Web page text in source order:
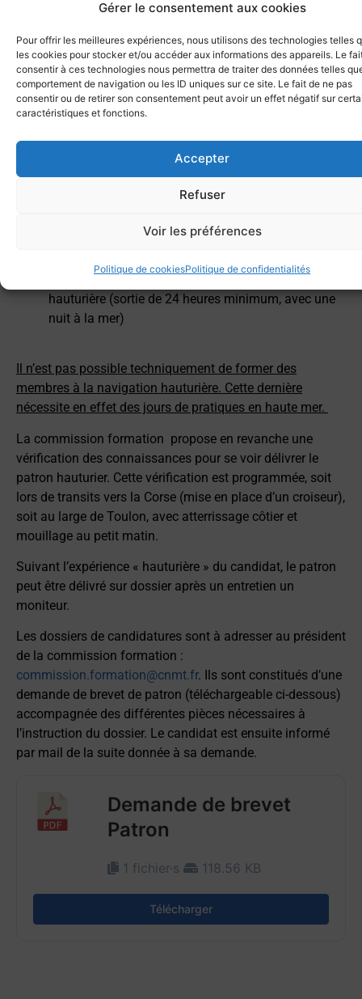
Gérer le consentement aux cookies
Pour offrir les meilleures expériences, nous utilisons des technologies telles
les cookies pour stocker et/ou accéder aux informations des appareils. Le
consentir à ces technologies nous permettra de traiter des données telles
comportement de navigation ou les ID uniques sur ce site. Le fait de ne pas
consentir ou de retirer son consentement peut avoir un effet négatif sur
caractéristiques et fonctions.
Accepter
Refuser
Voir les préférences
Politique de cookiesPolitique de confidentialités
1 fichier·s 118.56 KB
Télécharger
patron « côtier », le candidat doit réunir les conditions
suivantes :
Etre titulaire du permis plaisance « option
Etre titulaire du CRR (Certificat Restreint de
Etre capable de préparer et effectuer une navigation
hauturière (sortie de 24 heures minimum, avec une
nuit à la mer)
Il n’est pas possible techniquement de former des
membres à la navigation hauturière. Cette dernière
nécessite en effet des jours de pratiques en haute mer.
La commission formation propose en revanche une
vérification des connaissances pour se voir délivrer le
patron hauturier. Cette vérification est programmée, soit
lors de transits vers la Corse (mise en place d’un croiseur),
soit au large de Toulon, avec atterrissage côtier et
mouillage au petit matin.
Suivant l’expérience « hauturière » du candidat, le patron
peut être délivré sur dossier après un entretien un
moniteur.
Les dossiers de candidatures sont à adresser au président
de la commission formation :
commission.formation@cnmt.fr. Ils sont constitués d’une
demande de brevet de patron (téléchargeable ci-dessous)
accompagnée des différentes pièces nécessaires à
l’instruction du dossier. Le candidat est ensuite informé
par mail de la suite donnée à sa demande.
Demande de brevet
Patron
1 fichier·s 118.56 KB
Télécharger